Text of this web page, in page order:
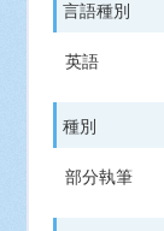
言語種別
英語
種別
部分執筆